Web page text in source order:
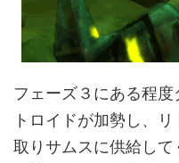
フェーズ３にある程
トロイドが加勢し、
取りサムスに供給し